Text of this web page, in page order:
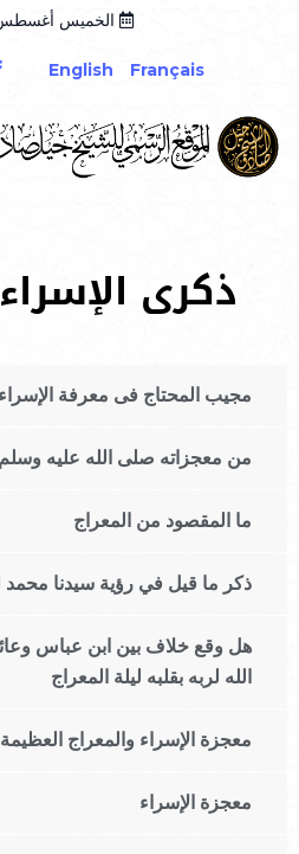
الخميس أغسطس 6,
Français
English
ذكرى
مجيب المحتاج فى معرفة
من معجزاته صلى الله عليه وسلم
ما المقصود من المعراج
ذكر ما قيل في رؤية سيدنا محمد
هل وقع خلاف بين ابن عباس
الله لربه بقلبه ليلة المعراج
معجزة الإسراء والمعراج العظيمة
معجزة الإسراء